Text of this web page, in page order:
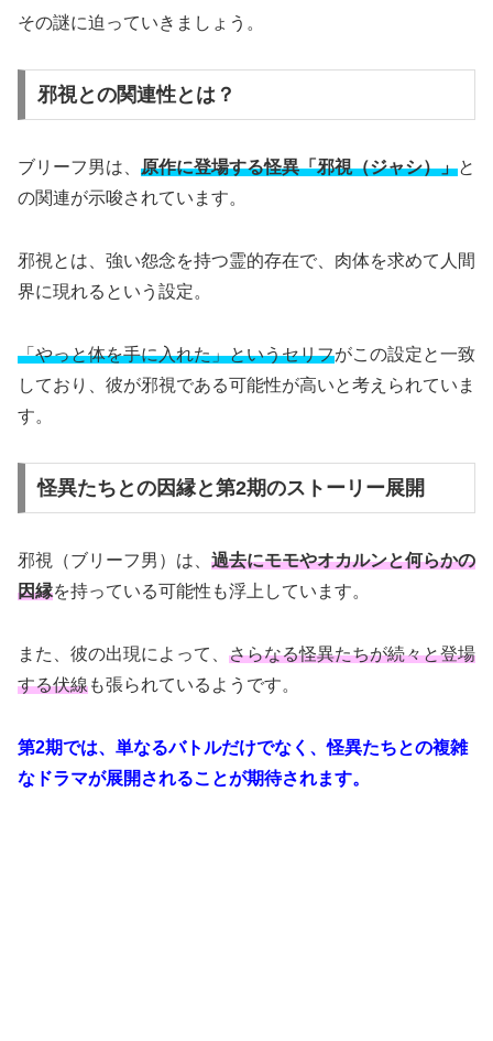
その謎に迫っていきましょう。
邪視との関連性とは？
ブリーフ男は、 原作に登場する怪異「邪視（ジャシ）」と
の関連が示唆されています。
邪視とは、強い怨念を持つ霊的存在で、肉体を求めて人間
界に現れるという設定。
「やっと体を手に入れた」というセリフがこの設定と一致
しており、彼が邪視である可能性が高いと考えられていま
す。
怪異たちとの因縁と第2期のストーリー展開
邪視（ブリーフ男）は、 過去にモモやオカルンと何らかの
因縁を持っている可能性も浮上しています。
また、彼の出現によって、 さらなる怪異たちが続々と登場
する伏線も張られているようです。
第2期では、単なるバトルだけでなく、怪異たちとの複雑
なドラマが展開されることが期待されます。